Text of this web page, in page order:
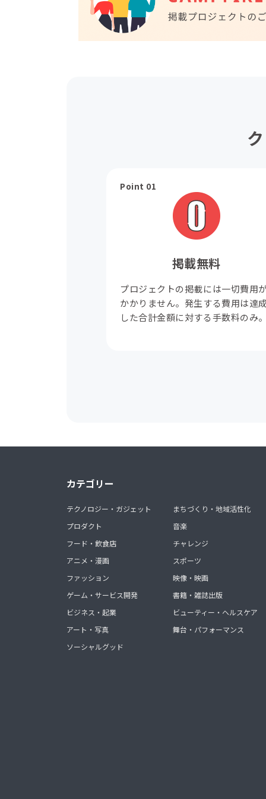
Point 01
掲載無料
プロジェクトの掲載には一切費用
かかりません。発生する費用は達
した合計金額に対する手数料のみ
カテゴリー
テクノロジー・ガジェット
プロダクト
フード・飲食店
アニメ・漫画
ファッション
ゲーム・サービス開発
ビジネス・起業
アート・写真
ソーシャルグッド
まちづくり・地域活性化
音楽
チャレンジ
スポーツ
映像・映画
書籍・雑誌出版
ビューティー・ヘルスケア
舞台・パフォーマンス